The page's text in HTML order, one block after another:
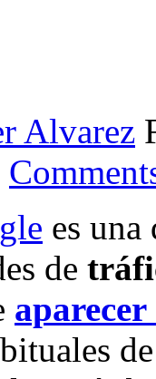
Alvarez
es una
de
aparecer